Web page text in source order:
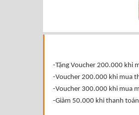
-Tặng Voucher 200.000 khi
-Voucher 200.000 khi mua
-Voucher 300.000 khi mua
-Giảm 50.000 khi thanh